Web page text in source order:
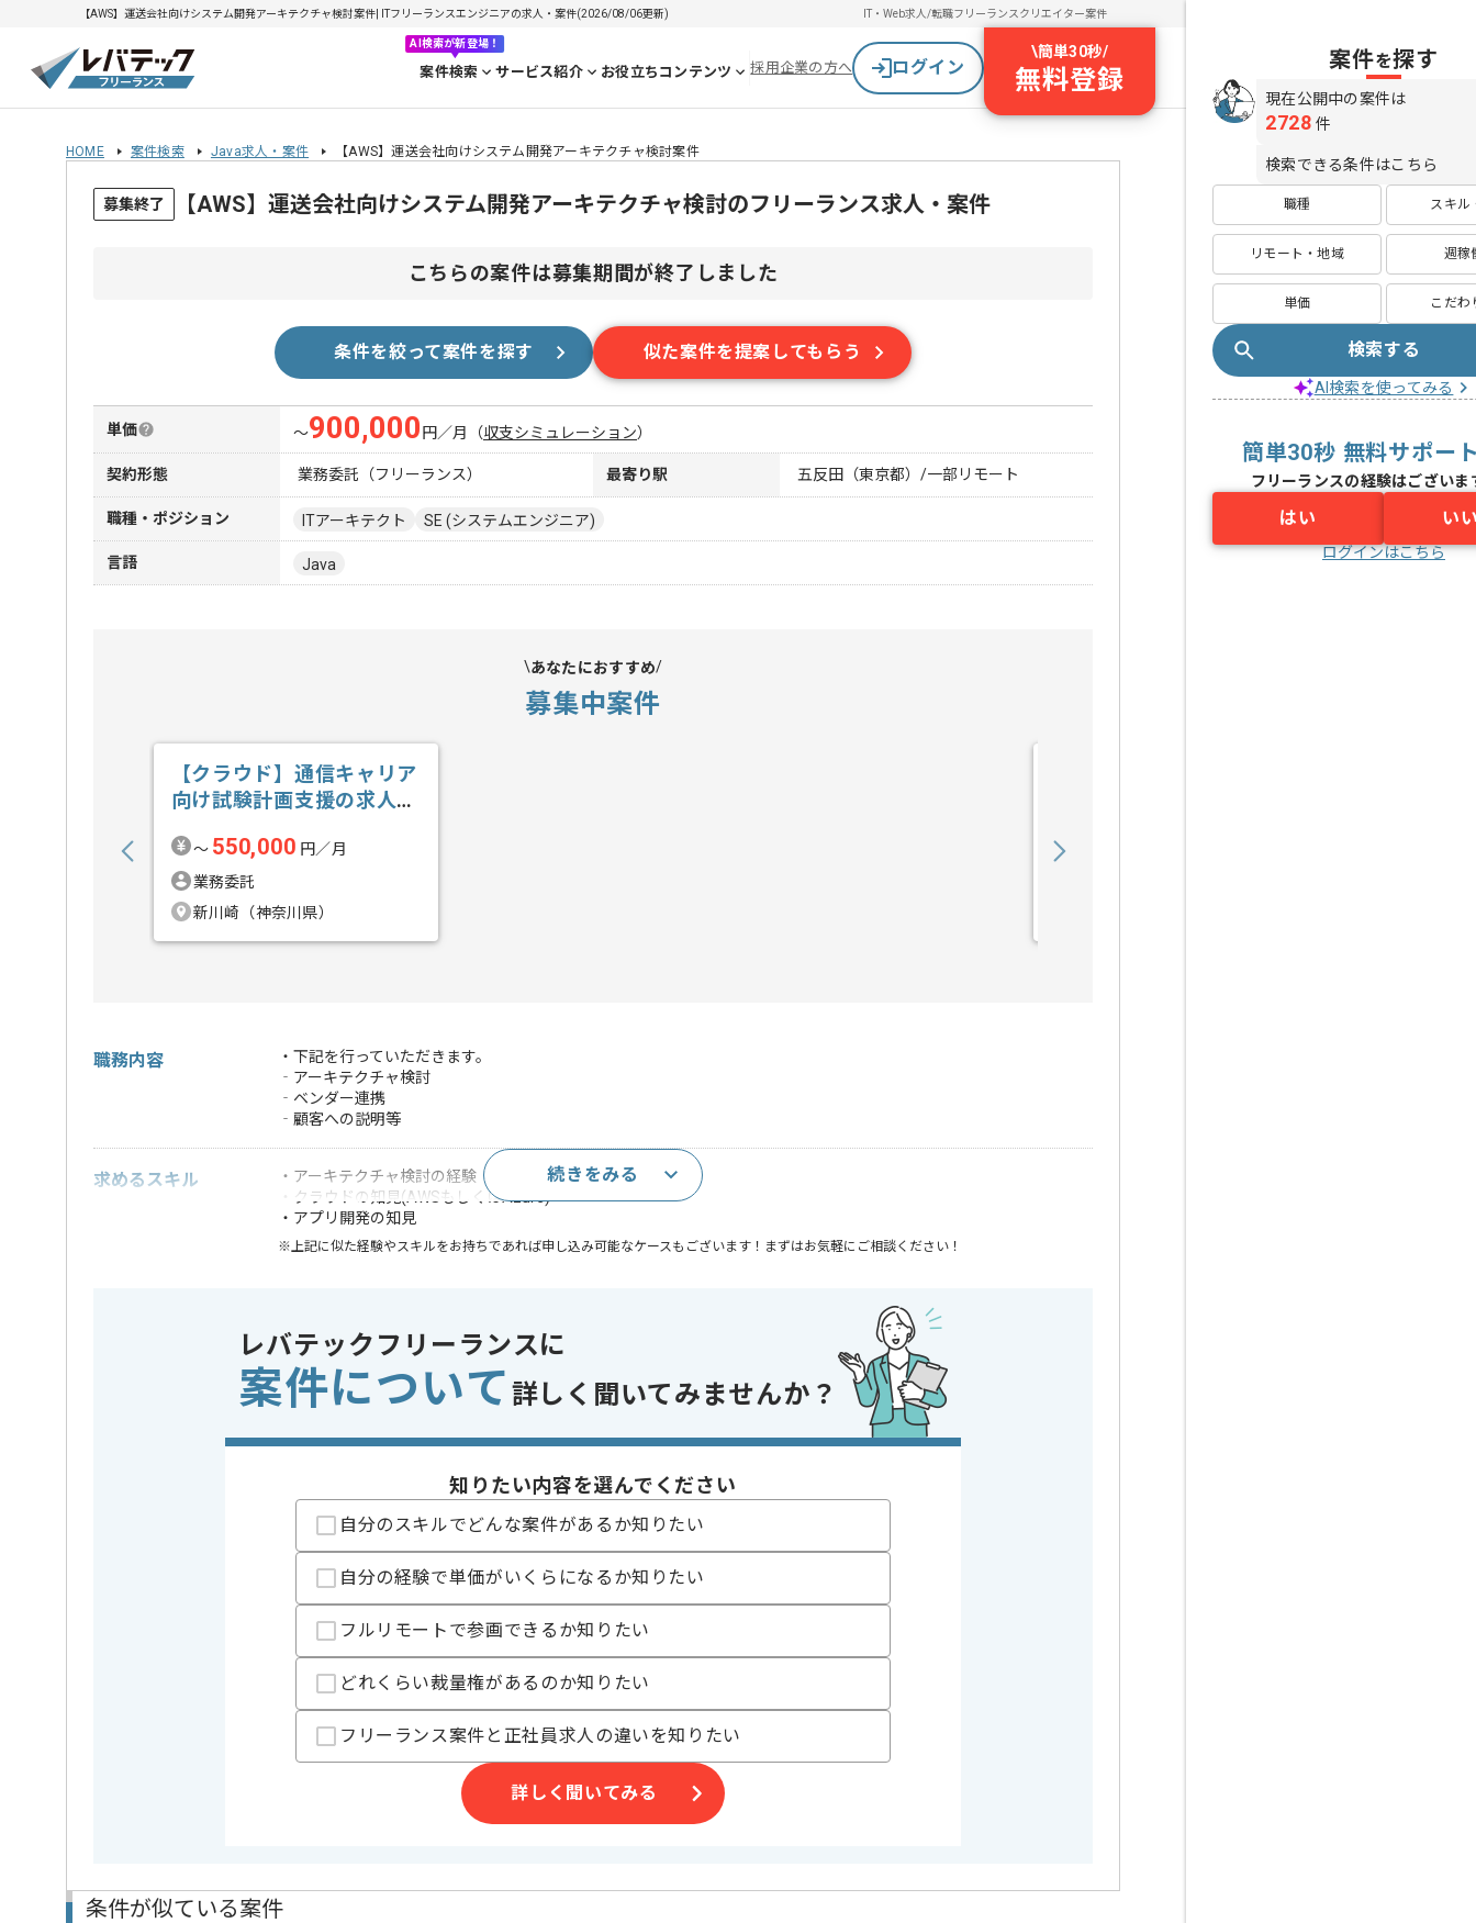
【AWS】運送会社向けシステム開発アーキテクチャ検討案件| ITフリーランスエンジニアの求人・案件(2026/08/06更新) IT・Web求人/転職フリーランスクリエイター案件
AI検索が新登場！
案件検索 サービス紹介 お役立ちコンテンツ 採用企業の方へ ログイン
\簡単30秒/
無料登録
HOME 案件検索 Java求人・案件 【AWS】運送会社向けシステム開発アーキテクチャ検討案件
募集終了 【AWS】運送会社向けシステム開発アーキテクチャ検討のフリーランス求人・案件
こちらの案件は募集期間が終了しました
条件を絞って案件を探す 似た案件を提案してもらう
単価 〜900,000 円／月 （収支シミュレーション）
契約形態 業務委託（フリーランス） 最寄り駅 五反田（東京都）/一部リモート
職種・ポジション ITアーキテクト SE (システムエンジニア)
言語 Java
あなたにおすすめ
募集中案件
【クラウド】通信キャリア
向け試験計画支援の求人・
〜 550,000 円／月
業務委託
新川崎（神奈川県）
職務内容
・下記を行っていただきます。
‐アーキテクチャ検討
‐ベンダー連携
‐顧客への説明等
求めるスキル
・アーキテクチャ検討の経験
・クラウドの知見(AWSもしくはAzure)
・アプリ開発の知見
※上記に似た経験やスキルをお持ちであれば申し込み可能なケースもございます！まずはお気軽にご相談ください！
クラウド
Microsoft Azure , AWS
設計などの上流工程で利用できる標準化資料の作成経験がある方にマッチします。
続きをみる
レバテックフリーランスに
案件について 詳しく聞いてみませんか？
知りたい内容を選んでください
自分のスキルでどんな案件があるか知りたい
自分の経験で単価がいくらになるか知りたい
フルリモートで参画できるか知りたい
どれくらい裁量権があるのか知りたい
フリーランス案件と正社員求人の違いを知りたい
詳しく聞いてみる
条件が似ている案件
案件を探す
現在公開中の案件は
2728 件
検索できる条件はこちら
職種 スキル
リモート・地域 週稼
単価 こだわ
検索する
AI検索を使ってみる
簡単30秒 無料サポー
フリーランスの経験はございま
はい い
ログインはこちら